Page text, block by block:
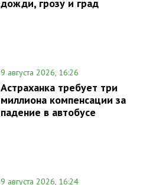
дожди, грозу и град
9 августа 2026, 16:26
Астраханка требует три
миллиона компенсации за
падение в автобусе
9 августа 2026, 16:24